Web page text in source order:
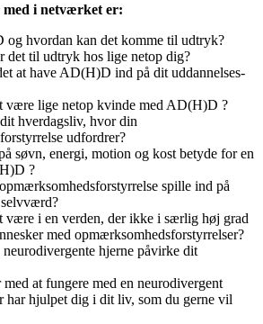
med i netværket er:
hvordan kan det komme til udtryk?
det til udtryk hos lige netop dig?
at have AD(H)D ind på dit uddannelses-
være lige netop kvinde med AD(H)D ?
hverdagsliv, hvor din
udfordrer?
søvn, energi, motion og kost betyde for en
?
spille ind på
selvværd?
være i en verden, der ikke i særlig høj grad
med opmærksomhedsforstyrrelser?
hjerne påvirke dit
at fungere med en neurodivergent
har hjulpet dig i dit liv, som du gerne vil